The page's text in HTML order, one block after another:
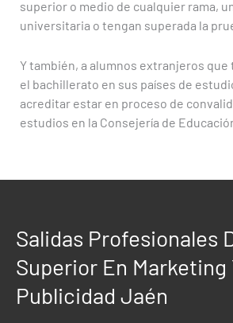
superior o medio de cualquier rama,
universitaria o tengan superada la
Y también, a alumnos extranjeros que
el bachillerato en sus países de
acreditar estar en proceso de
estudios en la Consejería de
Salidas Profesionales
Superior En Marketing
Publicidad Jaén